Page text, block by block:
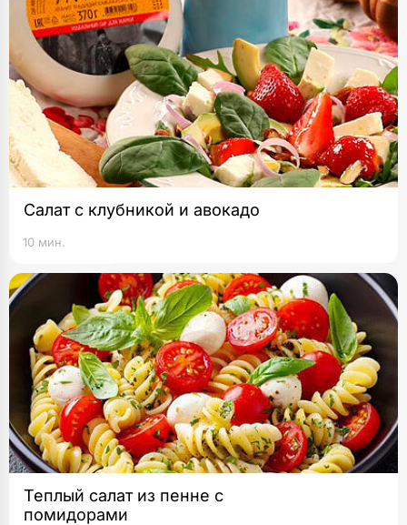
Салат с клубникой и авокадо
10 мин.
Теплый салат из пенне с
помидорами